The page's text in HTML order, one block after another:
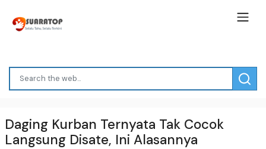
Daging Kurban Ternyata Tak Cocok
Langsung Disate, Ini Alasannya